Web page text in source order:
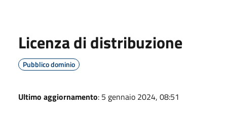
Licenza di distribuzione
Pubblico dominio
Ultimo aggiornamento: 5 gennaio 2024, 08:51